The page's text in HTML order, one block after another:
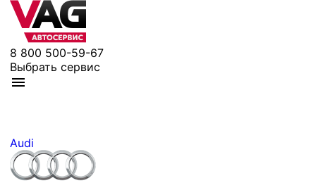
8 800 500-59-67
Выбрать сервис
Audi